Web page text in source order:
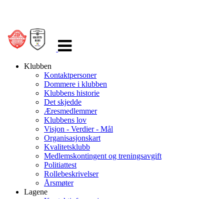
navigasjon
Klubben
Kontaktpersoner
Dommere i klubben
Klubbens historie
Det skjedde
Æresmedlemmer
Klubbens lov
Visjon - Verdier - Mål
Organisasjonskart
Kvalitetsklubb
Medlemskontingent og treningsavgift
Politiattest
Rollebeskrivelser
Årsmøter
Lagene